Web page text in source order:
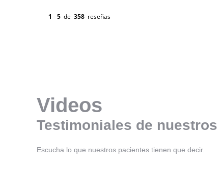
Videos
Testimoniales de nuestros
Escucha lo que nuestros pacientes tienen que decir.